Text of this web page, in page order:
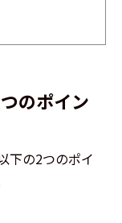
のポイン
下の2つのポイ